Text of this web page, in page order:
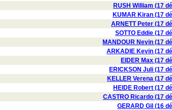
RUSH William (17
KUMAR Kiran (17
ARNETT Peter (17
SOTTO Eddie (17
MANDOUR Nevin (17
ARKADIE Kevin (17
EIDER Max (17
ERICKSON Juli (17
KELLER Verena (17
HEIDE Robert (17
CASTRO Ricardo (17
GERARD Gil (16